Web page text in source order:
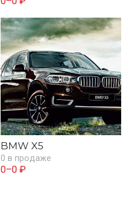
BMW X5
0 в продаже
0–0 ₽